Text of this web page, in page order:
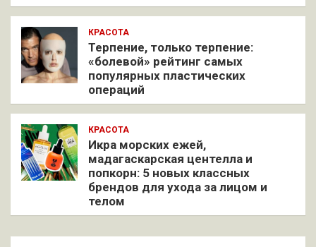
КРАСОТА
Терпение, только терпение:
«болевой» рейтинг самых
популярных пластических
операций
КРАСОТА
Икра морских ежей,
мадагаскарская центелла и
попкорн: 5 новых классных
брендов для ухода за лицом и
телом